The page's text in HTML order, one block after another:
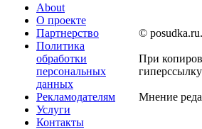
About
О проекте
Партнерство
Политика
обработки
персональных
данных
Рекламодателям
Услуги
Контакты
©
При
гиперссылку
Мнение